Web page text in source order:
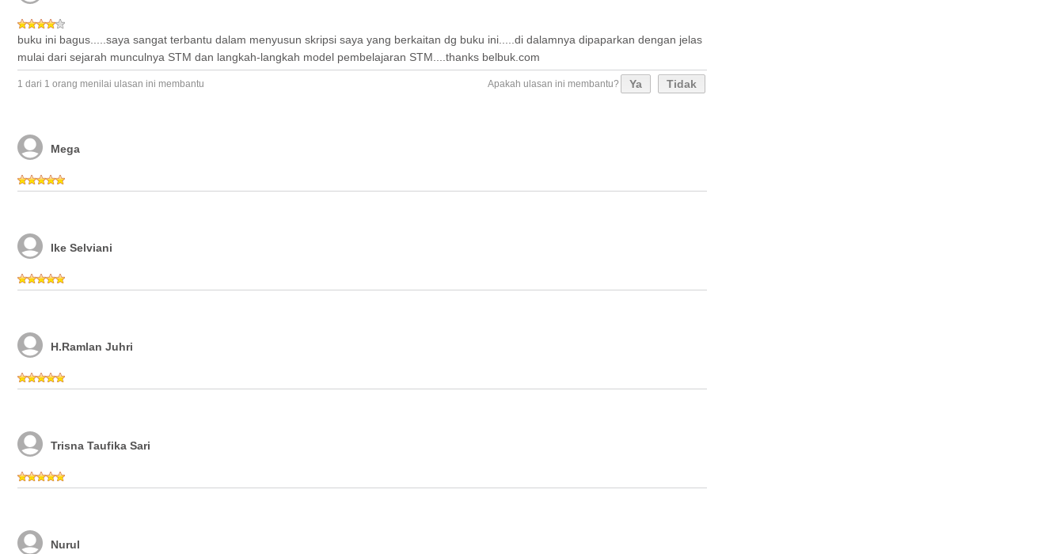
buku ini bagus.....saya sangat terbantu dalam menyusun skripsi saya yang berkaitan dg buku ini.....di dalamnya dipaparkan dengan jelas
mulai dari sejarah munculnya STM dan langkah-langkah model pembelajaran STM....thanks belbuk.com
1 dari 1 orang menilai ulasan ini membantu Apakah ulasan ini membantu? Ya Tidak
Mega
Ike Selviani
H.Ramlan Juhri
Trisna Taufika Sari
Nurul